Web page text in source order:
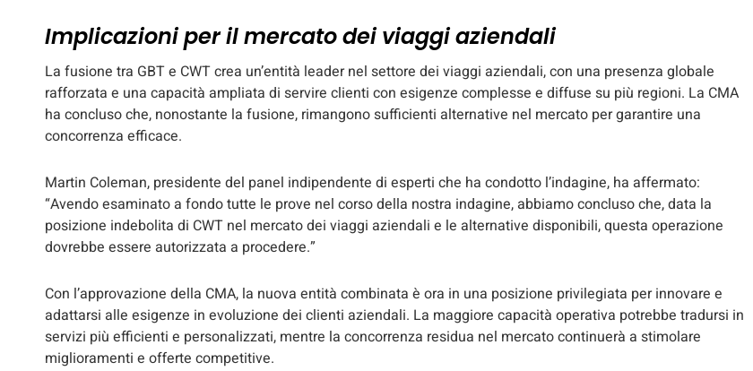
Implicazioni per il mercato dei viaggi aziendali
La fusione tra GBT e CWT crea un’entità leader nel settore dei viaggi aziendali, con una presenza globale
rafforzata e una capacità ampliata di servire clienti con esigenze complesse e diffuse su più regioni. La CMA
ha concluso che, nonostante la fusione, rimangono sufficienti alternative nel mercato per garantire una
concorrenza efficace.
Martin Coleman, presidente del panel indipendente di esperti che ha condotto l’indagine, ha affermato:
“Avendo esaminato a fondo tutte le prove nel corso della nostra indagine, abbiamo concluso che, data la
posizione indebolita di CWT nel mercato dei viaggi aziendali e le alternative disponibili, questa operazione
dovrebbe essere autorizzata a procedere.”
Con l’approvazione della CMA, la nuova entità combinata è ora in una posizione privilegiata per innovare e
adattarsi alle esigenze in evoluzione dei clienti aziendali. La maggiore capacità operativa potrebbe tradursi in
servizi più efficienti e personalizzati, mentre la concorrenza residua nel mercato continuerà a stimolare
miglioramenti e offerte competitive.